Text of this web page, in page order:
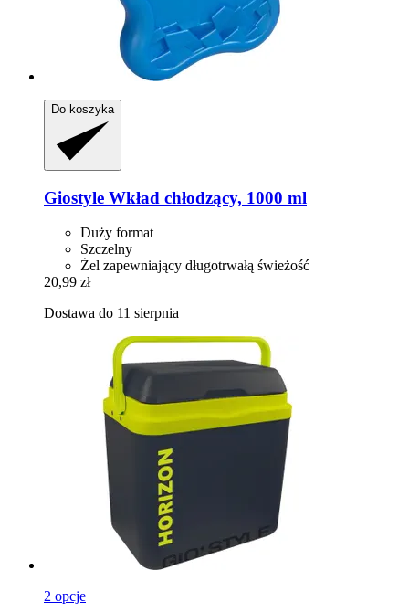
Do koszyka
Giostyle Wkład chłodzący, 1000 ml
Duży format
Szczelny
Żel zapewniający długotrwałą świeżość
20,99 zł
Dostawa do 11 sierpnia
2 opcje